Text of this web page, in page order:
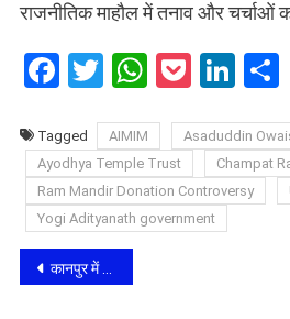
राजनीतिक माहौल में तनाव और चर्चाओं
Facebook
Twitter
WhatsApp
Pocket
Tagged AIMIM
Asaduddin
Ayodhya Temple Trust
Champat
Ram Mandir Donation Controversy
Yogi Adityanath government
Post
कानपुर में फर्जी डिग्री और मार्कशीट रैकेट का भंडाफोड़: 21 करोड़ का संदिग्ध लेनदेन, तीन गिरफ्तार